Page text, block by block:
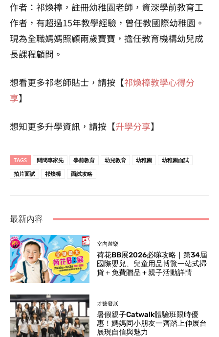
作者：祁煥樟，註冊幼稚園老師，資深學前教育工
作者，有超過15年教學經驗，曾任教國際幼稚園。
現為全職媽媽照顧兩歲寶寶，擔任教育機構幼兒成
長課程顧問。
想看更多祁老師貼士，請按【祁煥樟教學心得分
享】
想知更多升學資訊，請按【升學分享】
TAGS 問問專家先 學前教育 幼兒教育 幼稚園
幼稚園面試
拍片面試
祁煥樟 面試攻略
最新內容
室內遊樂
荷花BB展2026必睇攻略｜第34屆
國際嬰兒、兒童用品博覽一站式掃
貨＋免費贈品＋親子活動詳情
才藝發展
暑假親子Catwalk體驗班限時優
惠！媽媽同小朋友一齊踏上伸展台
展現自信與魅力